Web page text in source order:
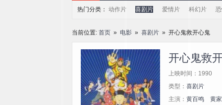
热门分类： 动作片 喜剧片 爱情片 科幻片
当前位置: 首页 » 电影 » 喜剧片 » 开心鬼救开心鬼
开心鬼救
上映时间：1990
类型： 喜剧片
主演： 黄百鸣
黄